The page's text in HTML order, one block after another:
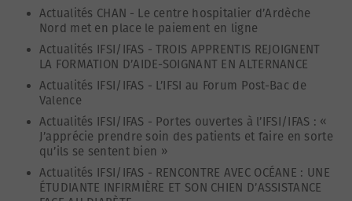
Actualités CHAN - Le centre hospitalier d’Ardèche
Nord met en place le paiement en ligne
Actualités IFSI/IFAS - TROIS APPRENTIS REJOIGNENT
LA FORMATION D’AIDE-SOIGNANT EN ALTERNANCE
Actualités IFSI/IFAS - L’IFSI au Forum Post-Bac de
Valence
Actualités IFSI/IFAS - Portes ouvertes à l’IFSI/IFAS : «
J’apprécie prendre soin des patients et faire en sorte
qu’ils se sentent bien »
Actualités IFSI/IFAS - RENCONTRE AVEC OCÉANE : UNE
ÉTUDIANTE INFIRMIÈRE ET SON CHIEN D’ASSISTANCE